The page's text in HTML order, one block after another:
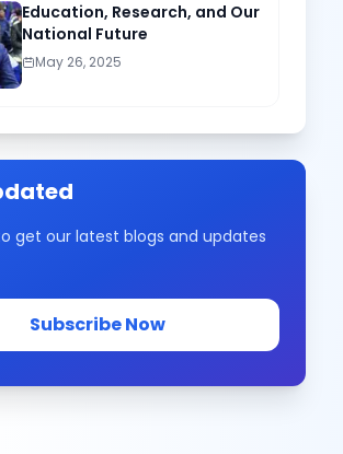
Education, Research, and Our
National Future
May 26, 2025
get our latest blogs and updates
Subscribe Now